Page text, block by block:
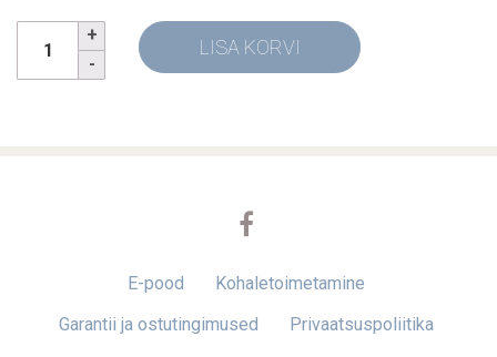
LISA KORVI
E-pood
Kohaletoimetamine
Garantii ja ostutingimused
Privaatsuspoliitika